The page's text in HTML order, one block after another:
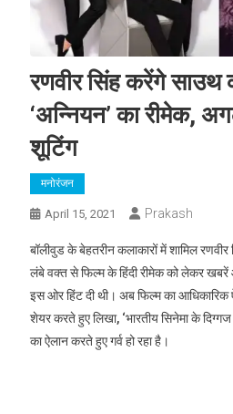
रणवीर सिंह करेंगे साउथ
‘अन्नियन’ का रीमेक,
शूटिंग
मनोरंजन
April 15, 2021 Prakash
बॉलीवुड के बेहतरीन कलाकारों में शामिल
लंबे वक्त से फिल्म के हिंदी रीमेक को लेकर खबरें
इस ओर हिंट दी थी। अब फिल्म का आधिकारिक
शेयर करते हुए लिखा, ‘भारतीय सिनेमा के
का ऐलान करते हुए गर्व हो रहा है।